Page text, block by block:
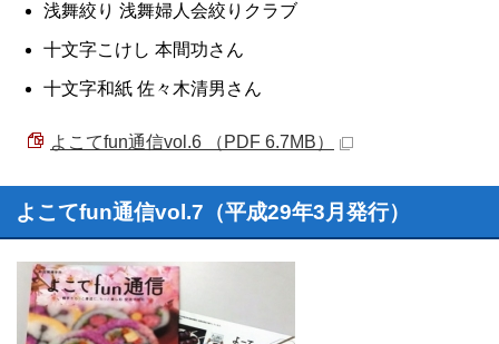
浅舞絞り 浅舞婦人会絞りクラブ
十文字こけし 本間功さん
十文字和紙 佐々木清男さん
よこてfun通信vol.6 （PDF 6.7MB）
よこてfun通信vol.7（平成29年3月発行）